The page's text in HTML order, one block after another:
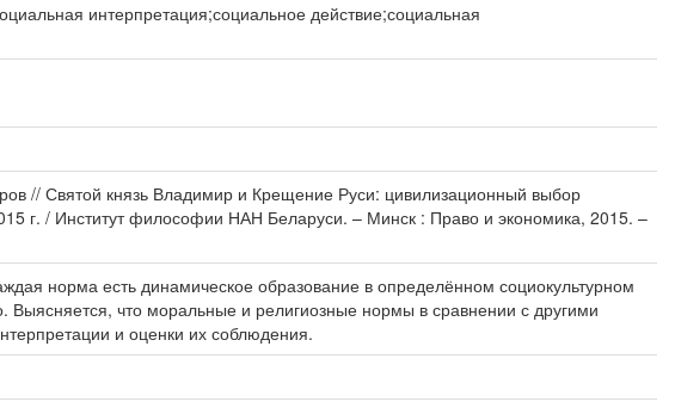
интерпретация;социальное действие;социальная
// Святой князь Владимир и Крещение Руси: цивилизационный выбор
г. / Институт философии НАН Беларуси. – Минск : Право и экономика, 2015. –
норма есть динамическое образование в определённом социокультурном
Выясняется, что моральные и религиозные нормы в сравнении с другими
и оценки их соблюдения.